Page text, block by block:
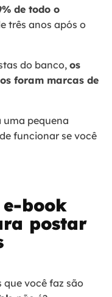
de todo o
três anos após o
do banco, os
foram marcas de
uma pequena
funcionar se você
book
postar
que você faz são